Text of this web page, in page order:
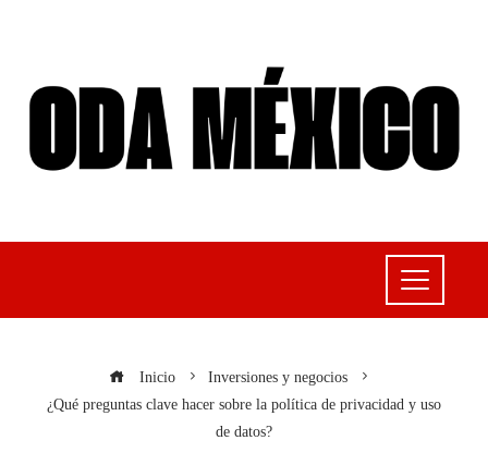
Inicio
Inversiones y negocios
¿Qué preguntas clave hacer sobre la política de privacidad y uso
de datos?